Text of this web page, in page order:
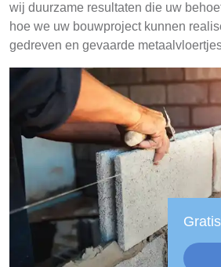
wij duurzame resultaten die uw
hoe we uw bouwproject kunnen
gedreven en gevaarde